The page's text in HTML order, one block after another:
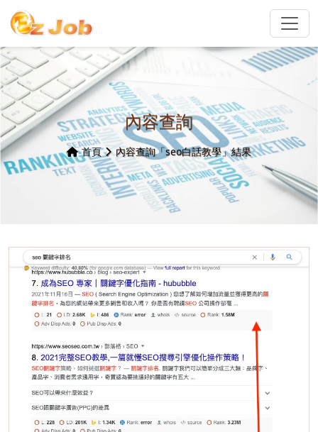
內容查詢
首頁 內容查詢「seo白話教學」結果